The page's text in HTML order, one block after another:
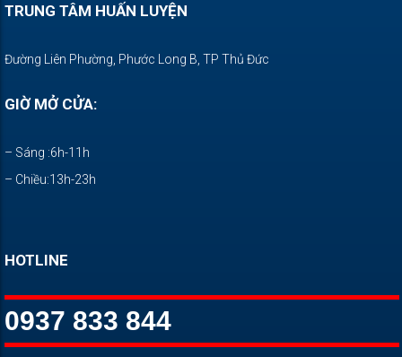
TRUNG TÂM HUẤN LUYỆN
Đường Liên Phường, Phước Long B, TP Thủ Đức
GIỜ MỞ CỬA:
– Sáng :6h-11h
– Chiều:13h-23h
HOTLINE
0937 833 844